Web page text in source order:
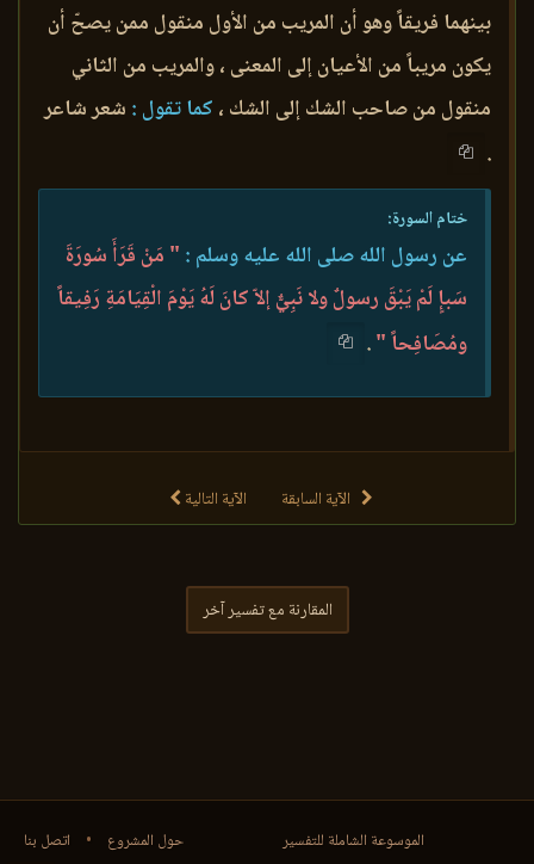
بينهما فريقاً وهو أن المريب من الأول منقول ممن يصحّ أن
يكون مريباً من الأعيان إلى المعنى ، والمريب من الثاني
منقول من صاحب الشك إلى الشك ، كما تقول : شعر شاعر
.
ختام السورة:
عن رسول الله صلى الله عليه وسلم : " مَنْ قَرَأَ سُورَةَ
سَبإٍ لَمْ يَبْقَ رسولٌ ولا نَبِيٌّ إلاّ كانَ لَهُ يَوْمَ الْقِيَامَةِ رَفِيقاً
ومُصَافِحاً ".
الآية السابقة الآية التالية
المقارنة مع تفسير آخر
حول المشروع • اتصل بنا الموسوعة الشاملة للتفسير